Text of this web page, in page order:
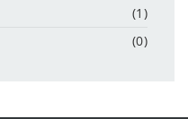
(1)
(0)